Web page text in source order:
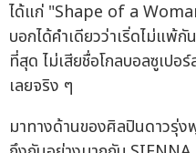
ได้แก่ "Shape of a
บอกได้คำเดียวว่าเริ่ดไม่แพ้
ที่สุด ไม่เสียชื่อโกลบอลซูเปอ
เลยจริง ๆ
มาทางด้านของศิลปินดาวรุ่